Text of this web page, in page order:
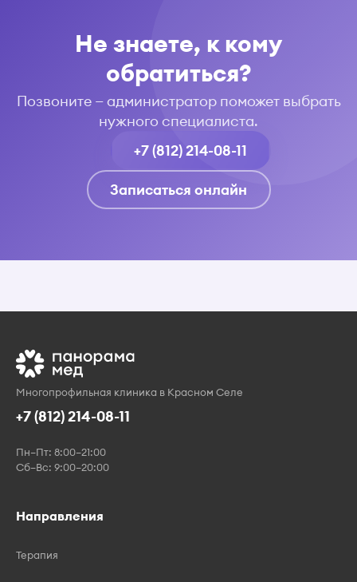
Не знаете, к кому
обратиться?
Позвоните — администратор поможет выбрать
нужного специалиста.
+7 (812) 214-08-11
Записаться онлайн
Многопрофильная клиника в Красном Селе
+7 (812) 214-08-11
Пн–Пт: 8:00–21:00
Сб–Вс: 9:00–20:00
Направления
Терапия